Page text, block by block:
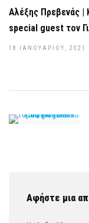
Αλέξης Πρεβενάς
special guest τον
18 ΙΑΝΟΥΑΡΊΟΥ, 2021
Αφήστε μια